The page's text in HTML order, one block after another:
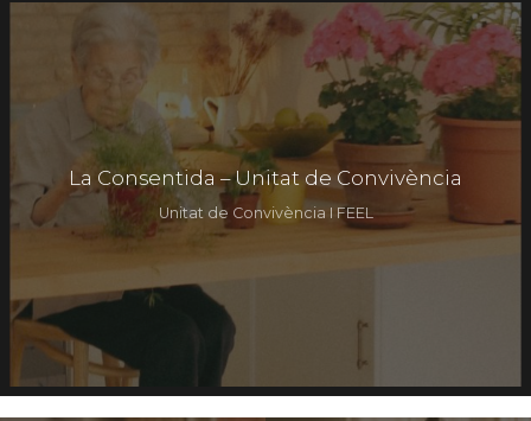
La Consentida – Unitat de Convivència
Unitat de Convivència I FEEL